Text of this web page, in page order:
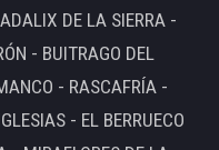
DE LA SIERRA -
- BUITRAGO DEL
- RASCAFRÍA -
- EL BERRUECO